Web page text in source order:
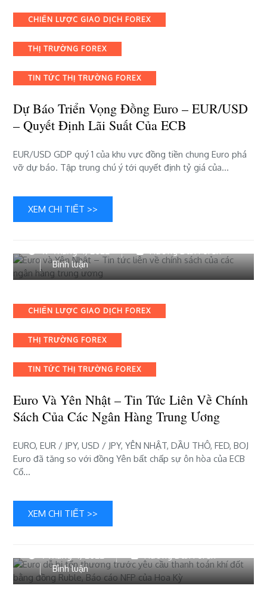
báo
triển
đồng
–
–
quyết
định
suất
của
Categories
CHIẾN LƯỢC GIAO DỊCH FOREX
THỊ TRƯỜNG FOREX
TIN TỨC THỊ TRƯỜNG FOREX
Dự Báo Triển Vọng Đồng Euro – EUR/USD
– Quyết Định Lãi Suất Của ECB
EUR/USD GDP quý 1 của khu vực đồng tiền chung Euro phá
vỡ dự báo. Tập trung chú ý tới quyết định tỷ giá của…
XEM CHI TIẾT >>
19 Tháng 4, 2022
Hướng Dẫn Forex
Bình luậnbài
viết
và
Yên
–
tức
về
chính
sách
các
ngân
ương
Categories
CHIẾN LƯỢC GIAO DỊCH FOREX
THỊ TRƯỜNG FOREX
TIN TỨC THỊ TRƯỜNG FOREX
Euro Và Yên Nhật – Tin Tức Liên Về Chính
Sách Của Các Ngân Hàng Trung Ương
EURO, EUR / JPY, USD / JPY, YÊN NHẬT, DẦU THÔ, FED, BOJ
Euro đã tăng so với đồng Yên bất chấp sự ôn hòa của ECB
Cổ…
XEM CHI TIẾT >>
1 Tháng 4, 2022
Hướng Dẫn Forex
Bình luậnbài
viết